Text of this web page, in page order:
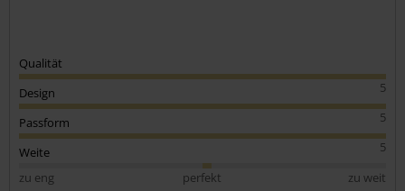
Qualität
5
Design
5
Passform
5
Weite
zu eng
perfekt
zu weit